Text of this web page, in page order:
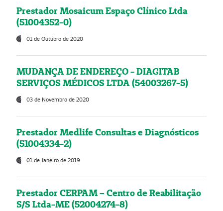
Prestador Mosaicum Espaço Clínico Ltda
(51004352-0)
01 de Outubro de 2020
MUDANÇA DE ENDEREÇO - DIAGITAB
SERVIÇOS MÉDICOS LTDA (54003267-5)
03 de Novembro de 2020
Prestador Medlife Consultas e Diagnósticos
(51004334-2)
01 de Janeiro de 2019
Prestador CERPAM – Centro de Reabilitação
S/S Ltda-ME (52004274-8)